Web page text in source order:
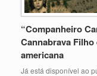
“Companheiro
Cannabrava
americana
Já está disponível ao